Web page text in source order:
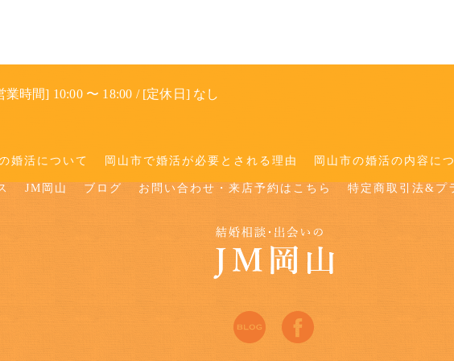
業時間] 10:00 〜 18:00 / [定休日] なし
婚活について 岡山市で婚活が必要とされる理由 岡山市の婚活の内容に
JM岡山 ブログ お問い合わせ・来店予約はこちら 特定商取引法&プ